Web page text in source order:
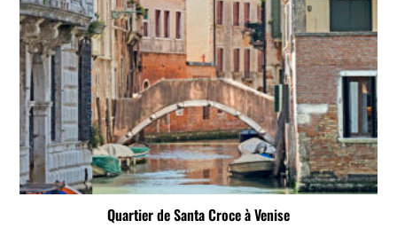
Quartier de Santa Croce à Venise